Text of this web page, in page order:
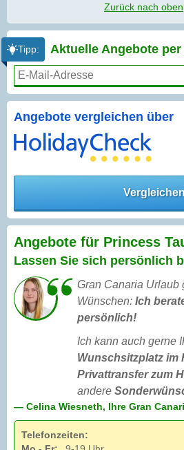
Zurück nach oben
Tipp: Aktuelle Angebote per
Angebote vergleichen über
Angebote für Princess
Lassen Sie sich persönlich
Gran Canaria Urlaub
Wünschen: Ich
persönlich!
Ich kann auch gerne
Wunschsitzplatz im
Privattransfer zum
andere
— Celina Wiesneth, Ihre Gran
Telefonzeiten: